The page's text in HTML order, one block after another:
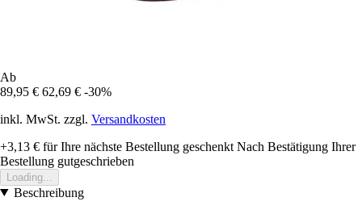
Ab
89,95 € 62,69 € -30%
inkl. MwSt. zzgl. Versandkosten
+3,13 € für Ihre nächste Bestellung geschenkt Nach Bestätigung Ihrer
Bestellung gutgeschrieben
Loading...
Beschreibung